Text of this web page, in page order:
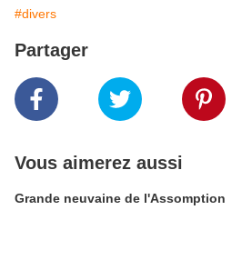
#divers
Partager
Vous aimerez aussi
Grande neuvaine de l'Assomption